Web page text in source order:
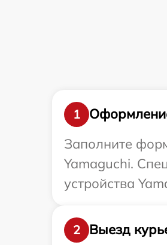
1
Заполните
Yamaguchi.
устройства
2
Выезд